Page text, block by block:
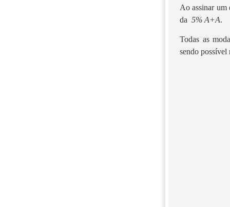
Ao assinar um
da 5% A+A.
Todas as
sendo possível